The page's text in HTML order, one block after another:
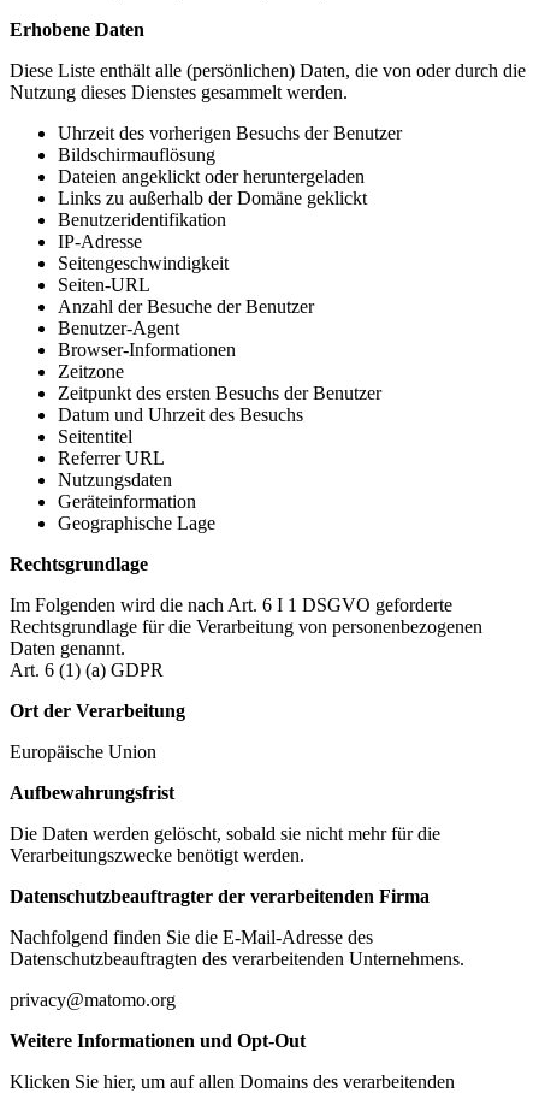
Erhobene Daten
Diese Liste enthält alle (persönlichen) Daten, die von oder durch die
Nutzung dieses Dienstes gesammelt werden.
Uhrzeit des vorherigen Besuchs der Benutzer
Bildschirmauflösung
Dateien angeklickt oder heruntergeladen
Links zu außerhalb der Domäne geklickt
Benutzeridentifikation
IP-Adresse
Seitengeschwindigkeit
Seiten-URL
Anzahl der Besuche der Benutzer
Benutzer-Agent
Browser-Informationen
Zeitzone
Zeitpunkt des ersten Besuchs der Benutzer
Datum und Uhrzeit des Besuchs
Seitentitel
Referrer URL
Nutzungsdaten
Geräteinformation
Geographische Lage
Rechtsgrundlage
Im Folgenden wird die nach Art. 6 I 1 DSGVO geforderte
Rechtsgrundlage für die Verarbeitung von personenbezogenen
Daten genannt.
Art. 6 (1) (a) GDPR
Ort der Verarbeitung
Europäische Union
Aufbewahrungsfrist
Die Daten werden gelöscht, sobald sie nicht mehr für die
Verarbeitungszwecke benötigt werden.
Datenschutzbeauftragter der verarbeitenden Firma
Nachfolgend finden Sie die E-Mail-Adresse des
Datenschutzbeauftragten des verarbeitenden Unternehmens.
privacy@matomo.org
Weitere Informationen und Opt-Out
Klicken Sie hier, um auf allen Domains des verarbeitenden